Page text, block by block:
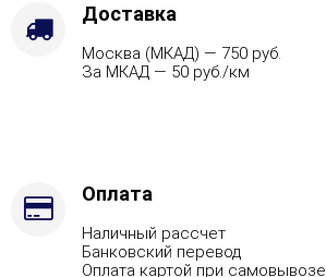
Марка
Доставка
Москва (МКАД) — 750 руб.
За МКАД — 50 руб./км
Оплата
Наличный рассчет
Банковский перевод
Оплата картой при самовывозе